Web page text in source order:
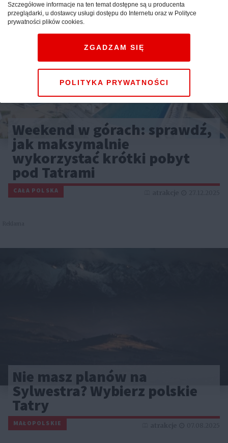
Weekend w górach: sprawdź,
jak maksymalnie
wykorzystać krótki pobyt
pod Tatrami
CAŁA POLSKA
Nie masz planów na
Sylwestra? Wybierz polskie
Tatry
MAŁOPOLSKIE
Szczegółowe informacje na ten temat dostępne są u producenta
przeglądarki, u dostawcy usługi dostępu do Internetu oraz w Polityce
prywatności plików cookies.
POLITYKA PRYWATNOŚCI
ZGADZAM SIĘ